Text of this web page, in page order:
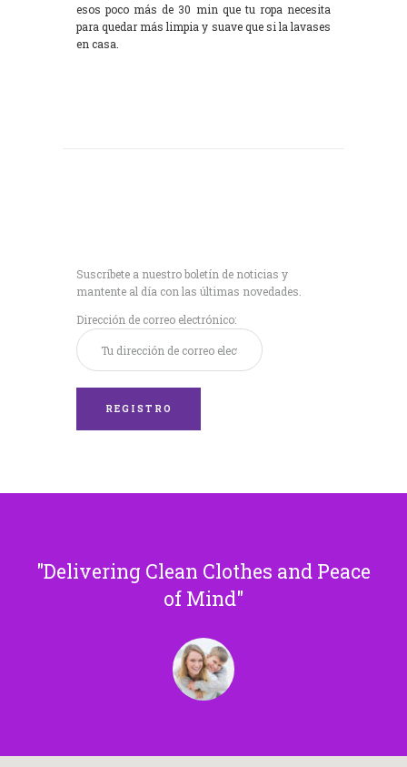
esos poco más de 30 min que tu ropa necesita
para quedar más limpia y suave que si la lavases
en casa.
Suscríbete a nuestro boletín de noticias y
mantente al día con las últimas novedades.
Dirección de correo electrónico:
Delivering Clean Clothes and Peace
of Mind